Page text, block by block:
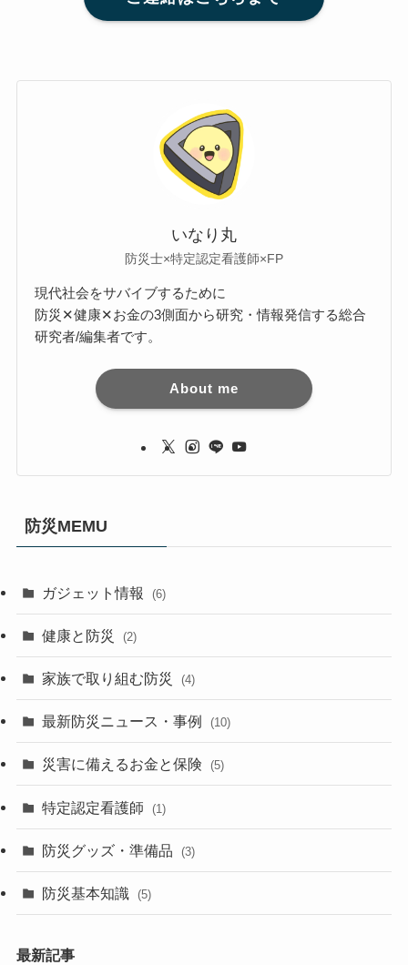
いなり丸
防災士×特定認定看護師×FP
現代社会をサバイブするために
防災✕健康✕お金の3側面から研究・情報発信する総合
研究者/編集者です。
About me
防災MEMU
ガジェット情報 (6)
健康と防災 (2)
家族で取り組む防災 (4)
最新防災ニュース・事例 (10)
災害に備えるお金と保険 (5)
特定認定看護師 (1)
防災グッズ・準備品 (3)
防災基本知識 (5)
最新記事